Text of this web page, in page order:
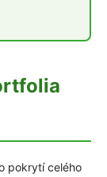
pokrytí celého